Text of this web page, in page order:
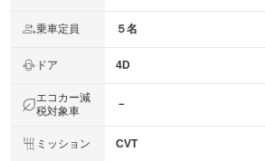
乗車定員 ５名
ドア 4D
エコカー減
税対象車
－
ミッション CVT